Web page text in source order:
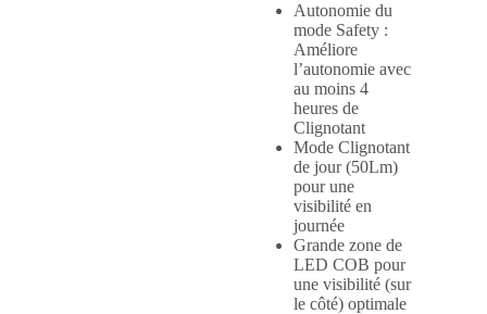
Autonomie du
mode Safety :
Améliore
l’autonomie avec
au moins 4
heures de
Clignotant
Mode Clignotant
de jour (50Lm)
pour une
visibilité en
journée
Grande zone de
LED COB pour
une visibilité (sur
le côté) optimale